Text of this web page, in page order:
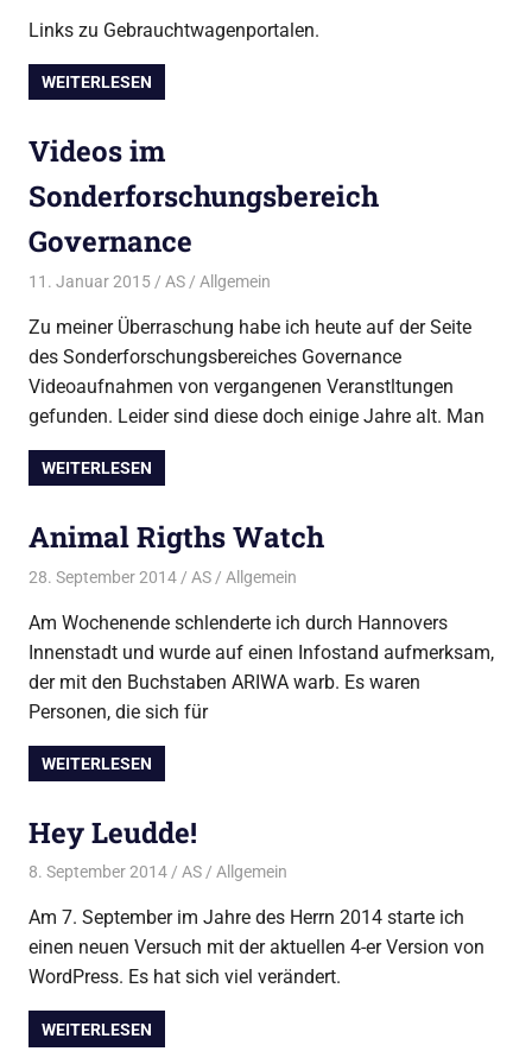
Links zu Gebrauchtwagenportalen.
WEITERLESEN
Videos im
Sonderforschungsbereich
Governance
11. Januar 2015 AS Allgemein
Zu meiner Überraschung habe ich heute auf der Seite
des Sonderforschungsbereiches Governance
Videoaufnahmen von vergangenen Veranstltungen
gefunden. Leider sind diese doch einige Jahre alt. Man
WEITERLESEN
Animal Rigths Watch
28. September 2014 AS Allgemein
Am Wochenende schlenderte ich durch Hannovers
Innenstadt und wurde auf einen Infostand aufmerksam,
der mit den Buchstaben ARIWA warb. Es waren
Personen, die sich für
WEITERLESEN
Hey Leudde!
8. September 2014 AS Allgemein
Am 7. September im Jahre des Herrn 2014 starte ich
einen neuen Versuch mit der aktuellen 4-er Version von
WordPress. Es hat sich viel verändert.
WEITERLESEN